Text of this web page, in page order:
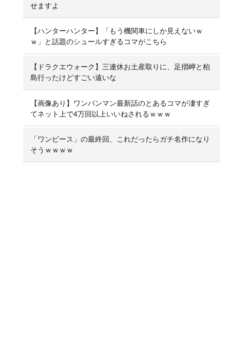
せますよ
【ハンターハンター】「もう機関車にしか見えないｗ
ｗ」と話題のシュールすぎるコマがこちら
【ドラクエウォーク】三連休お土産取りに、足摺岬と柏
島行ったけどすごい遠いな
【画像あり】ワンパンマン最新話のとあるコマが凄すぎ
てネット上で4万回以上いいねされるｗｗｗ
「ワンピース」の最終回、これだったらガチ名作になり
そうｗｗｗｗ